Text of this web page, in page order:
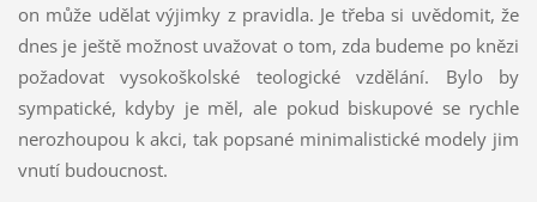
on může udělat výjimky z pravidla. Je třeba si uvědomit, že
dnes je ještě možnost uvažovat o tom, zda budeme po knězi
požadovat vysokoškolské teologické vzdělání. Bylo by
sympatické, kdyby je měl, ale pokud biskupové se rychle
nerozhoupou k akci, tak popsané minimalistické modely jim
vnutí budoucnost.